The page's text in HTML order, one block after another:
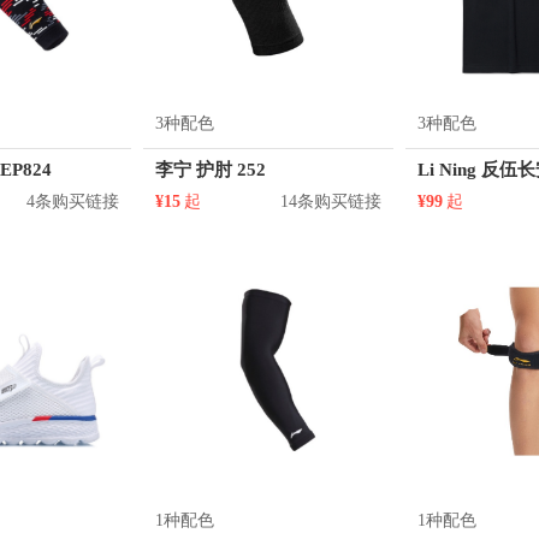
4条购买链接
3种配色
李宁 护肘 252
¥15 起 14条购买链接
3种配色
¥99 起
1种配色 1种配色